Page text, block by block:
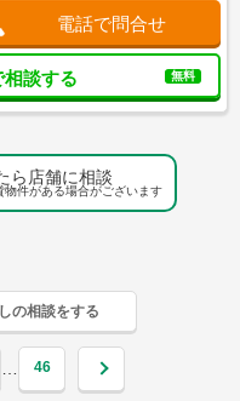
電話で問合せ
談する 無料
ら店舗に相談
物件がある場合がございます
の相談をする
… 46